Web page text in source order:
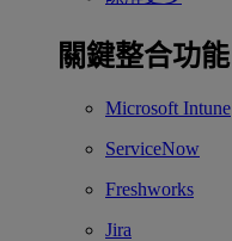
關鍵整合功能
Microsoft Intune
ServiceNow
Freshworks
Jira